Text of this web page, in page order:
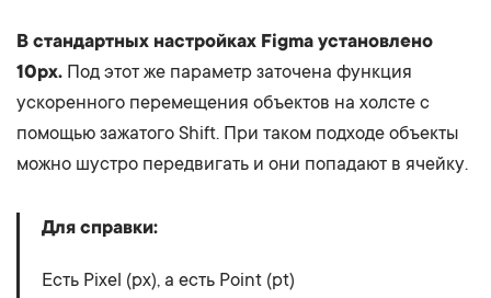
В стандартных настройках Figma установлено
10px. Под этот же параметр заточена функция
ускоренного перемещения объектов на холсте с
помощью зажатого Shift. При таком подходе объекты
можно шустро передвигать и они попадают в ячейку.
Для справки:
Есть Pixel (px), а есть Point (pt)